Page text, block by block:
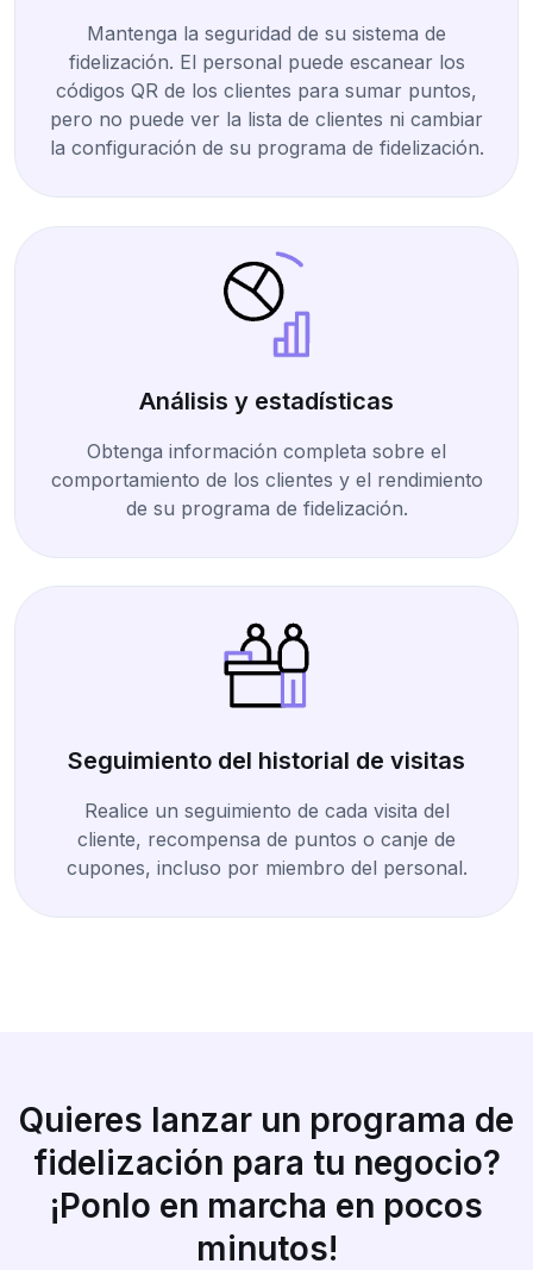
Mantenga la seguridad de su sistema de
fidelización. El personal puede escanear los
códigos QR de los clientes para sumar puntos,
pero no puede ver la lista de clientes ni cambiar
la configuración de su programa de fidelización.
Análisis y estadísticas
Obtenga información completa sobre el
comportamiento de los clientes y el rendimiento
de su programa de fidelización.
Seguimiento del historial de visitas
Realice un seguimiento de cada visita del
cliente, recompensa de puntos o canje de
cupones, incluso por miembro del personal.
Quieres lanzar un programa de
fidelización para tu negocio?
¡Ponlo en marcha en pocos
minutos!